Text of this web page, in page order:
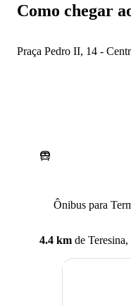
Como chegar
Praça Pedro II, 14 -
Ônibus para
4.4 km de